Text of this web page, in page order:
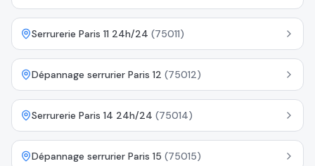
Serrurerie Paris 11 24h/24 (75011)
Dépannage serrurier Paris 12 (75012)
Serrurerie Paris 14 24h/24 (75014)
Dépannage serrurier Paris 15 (75015)